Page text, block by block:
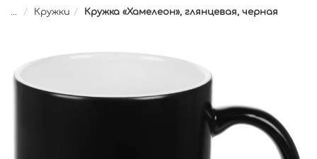
... Кружки Кружка «Хамелеон», глянцевая, черная